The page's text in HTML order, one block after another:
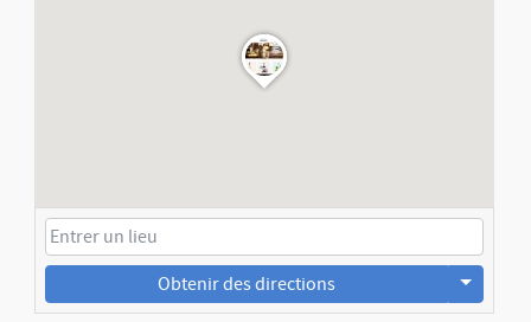
Obtenir des directions